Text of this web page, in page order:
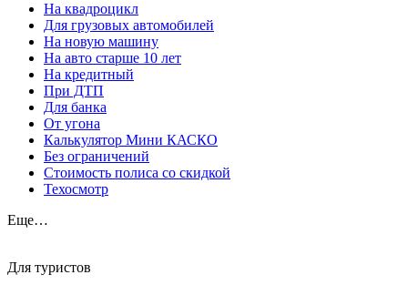
На квадроцикл
Для грузовых автомобилей
На новую машину
На авто старше 10 лет
На кредитный
При ДТП
Для банка
От угона
Калькулятор Мини КАСКО
Без ограничений
Стоимость полиса со скидкой
Техосмотр
Еще…
Для туристов